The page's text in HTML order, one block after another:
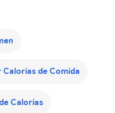
Calorías de Comida
Calorías